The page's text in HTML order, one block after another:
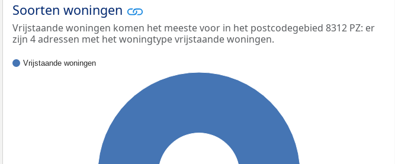
Soorten woningen
Vrijstaande woningen komen het meeste voor in het postcodegebied 8312 PZ: er
zijn 4 adressen met het woningtype vrijstaande woningen.
Vrijstaande woningen